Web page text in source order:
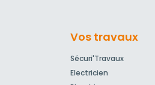
Vos travaux
Sécuri'Travaux
Electricien